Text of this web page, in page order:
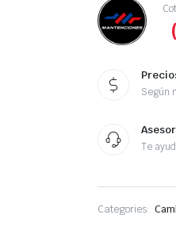
Según
Te
Categories: